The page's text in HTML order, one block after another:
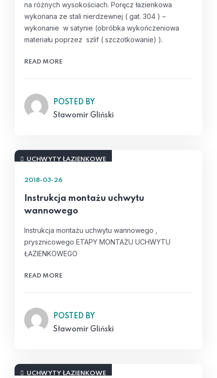
na różnych wysokościach. Poręcz łazienkowa
wykonana ze stali nierdzewnej ( gat. 304 ) –
wykonanie w satynie (obróbka wykończeniowa
materiału poprzez szlif ( szczotkowanie) ).
READ MORE
POSTED BY
Sławomir Gliński
UCHWYTY ŁAZIENKOWE
2018-03-26
Instrukcja montażu uchwytu
wannowego
Instrukcja montażu uchwytu wannowego ,
prysznicowego ETAPY MONTAŻU UCHWYTU
ŁAZIENKOWEGO
READ MORE
POSTED BY
Sławomir Gliński
UCHWYTY ŁAZIENKOWE